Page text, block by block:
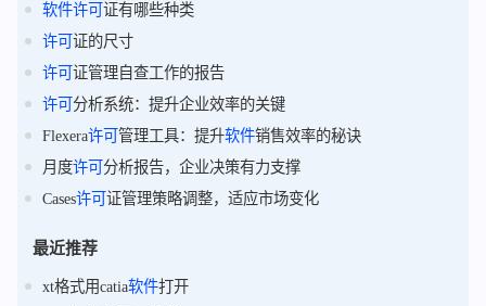
软件许可 证有哪些种类
许可 证的尺寸
许可 证管理自查工作的报告
许可 分析系统：提升企业效率的关键
Flexera许可 管理工具：提升软件销售效率的秘诀
月度许可 分析报告，企业决策有力支撑
Cases许可 证管理策略调整，适应市场变化
最近推荐
xt格式用catia软件打开